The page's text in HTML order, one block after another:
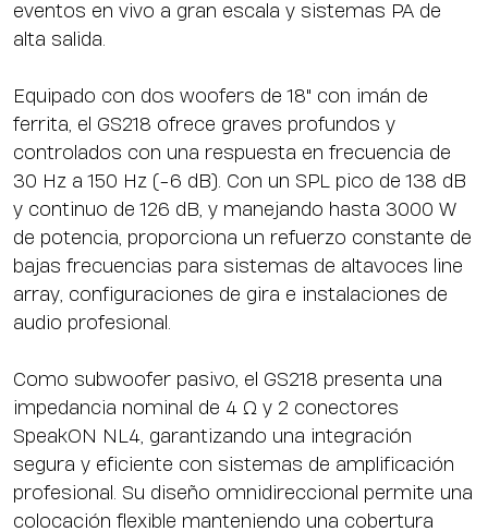
eventos en vivo a gran escala y sistemas PA de
alta salida.
Equipado con dos woofers de 18" con imán de
ferrita, el GS218 ofrece graves profundos y
controlados con una respuesta en frecuencia de
30 Hz a 150 Hz (-6 dB). Con un SPL pico de 138 dB
y continuo de 126 dB, y manejando hasta 3000 W
de potencia, proporciona un refuerzo constante de
bajas frecuencias para sistemas de altavoces line
array, configuraciones de gira e instalaciones de
audio profesional.
Como subwoofer pasivo, el GS218 presenta una
impedancia nominal de 4 Ω y 2 conectores
SpeakON NL4, garantizando una integración
segura y eficiente con sistemas de amplificación
profesional. Su diseño omnidireccional permite una
colocación flexible manteniendo una cobertura